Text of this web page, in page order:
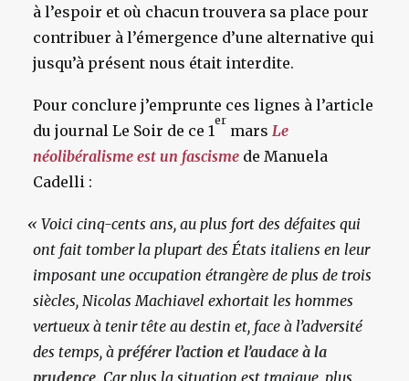
à l’espoir et où chacun trouvera sa place pour
contribuer à l’émergence d’une alternative qui
jusqu’à présent nous était interdite.
Pour conclure j’emprunte ces lignes à l’article
du journal Le Soir de ce 1
er
mars Le
néolibéralisme est un fascisme de Manuela
Cadelli :
« Voici cinq-cents ans, au plus fort des défaites qui
ont fait tomber la plupart des États italiens en leur
imposant une occupation étrangère de plus de trois
siècles, Nicolas Machiavel exhortait les hommes
vertueux à tenir tête au destin et, face à l’adversité
des temps, à préférer l’action et l’audace à la
prudence. Car plus la situation est tragique, plus